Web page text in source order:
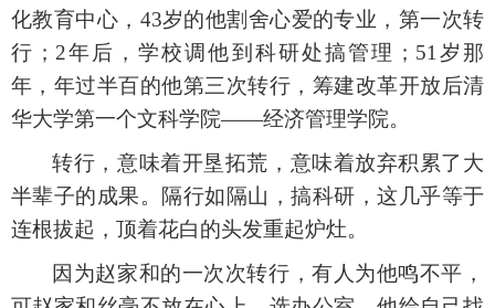
化教育中心，43岁的他割舍心爱的专业，第一次转
行；2年后，学校调他到科研处搞管理；51岁那
年，年过半百的他第三次转行，筹建改革开放后清
华大学第一个文科学院——经济管理学院。
转行，意味着开垦拓荒，意味着放弃积累了大
半辈子的成果。隔行如隔山，搞科研，这几乎等于
连根拔起，顶着花白的头发重起炉灶。
因为赵家和的一次次转行，有人为他鸣不平，